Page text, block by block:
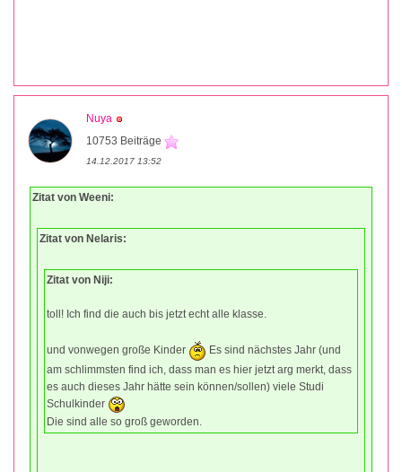
Nuya
10753 Beiträge
14.12.2017 13:52
Zitat von Weeni:
Zitat von Nelaris:
Zitat von Niji:
toll! Ich find die auch bis jetzt echt alle klasse.
und vonwegen große Kinder
Es sind nächstes Jahr (und
am schlimmsten find ich, dass man es hier jetzt arg merkt, dass
es auch dieses Jahr hätte sein können/sollen) viele Studi
Schulkinder
Die sind alle so groß geworden.